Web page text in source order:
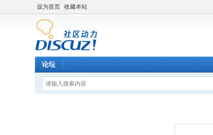
设为首页 收藏本站
论坛